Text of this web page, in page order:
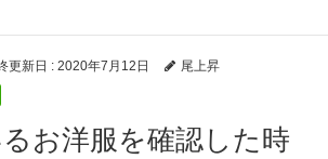
更新日 : 2020年7月12日
尾上昇